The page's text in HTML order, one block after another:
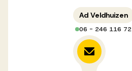
Werken bij AV Ad Veldhuizen
06 - 246 116 72